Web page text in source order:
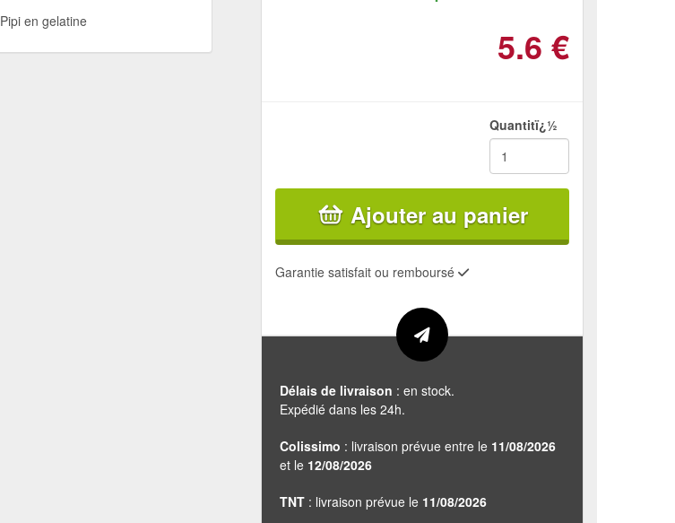
Pipi en gelatine
5.6 €
Quantitï¿½
Ajouter au panier
Garantie satisfait ou remboursé
Délais de livraison : en stock.
Expédié dans les 24h.
Colissimo : livraison prévue entre le 11/08/2026
et le 12/08/2026
TNT : livraison prévue le 11/08/2026